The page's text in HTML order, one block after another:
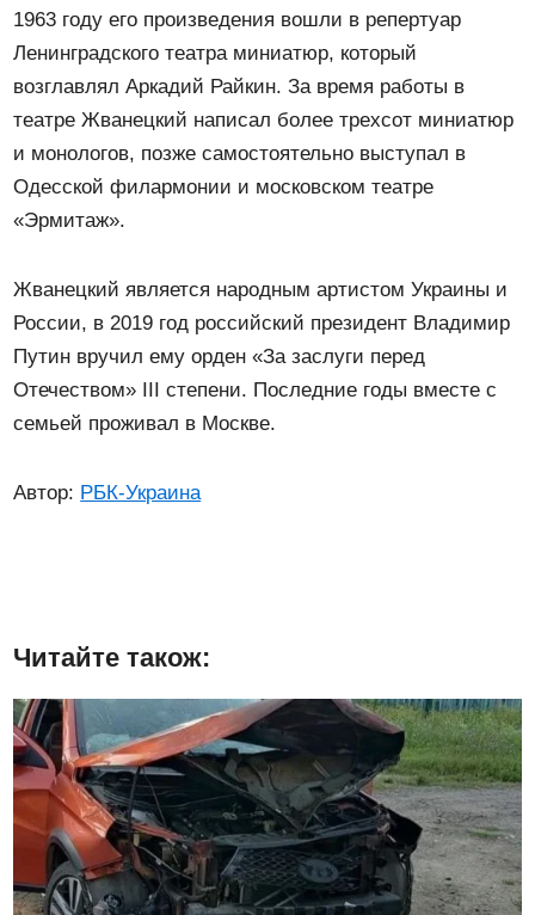
1963 году его произведения вошли в репертуар
Ленинградского театра миниатюр, который
возглавлял Аркадий Райкин. За время работы в
театре Жванецкий написал более трехсот миниатюр
и монологов, позже самостоятельно выступал в
Одесской филармонии и московском театре
«Эрмитаж».
Жванецкий является народным артистом Украины и
России, в 2019 год российский президент Владимир
Путин вручил ему орден «За заслуги перед
Отечеством» III степени. Последние годы вместе с
семьей проживал в Москве.
Автор: РБК-Украина
Читайте також: